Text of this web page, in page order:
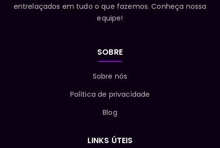
entrelaçados em tudo o que fazemos. Conheça nossa
equipe!
SOBRE
Sobre nós
Política de privacidade
Blog
LINKS ÚTEIS